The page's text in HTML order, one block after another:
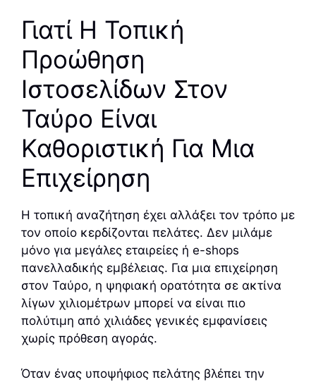
Γιατί Η Τοπική
Προώθηση
Ιστοσελίδων Στον
Ταύρο Είναι
Καθοριστική Για Μια
Επιχείρηση
Η τοπική αναζήτηση έχει αλλάξει τον τρόπο με
τον οποίο κερδίζονται πελάτες. Δεν μιλάμε
μόνο για μεγάλες εταιρείες ή e-shops
πανελλαδικής εμβέλειας. Για μια επιχείρηση
στον Ταύρο, η ψηφιακή ορατότητα σε ακτίνα
λίγων χιλιομέτρων μπορεί να είναι πιο
πολύτιμη από χιλιάδες γενικές εμφανίσεις
χωρίς πρόθεση αγοράς.
Όταν ένας υποψήφιος πελάτης βλέπει την